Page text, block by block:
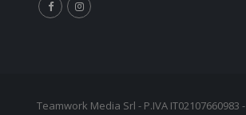
Teamwork Media Srl - P.IVA IT02107660983 -